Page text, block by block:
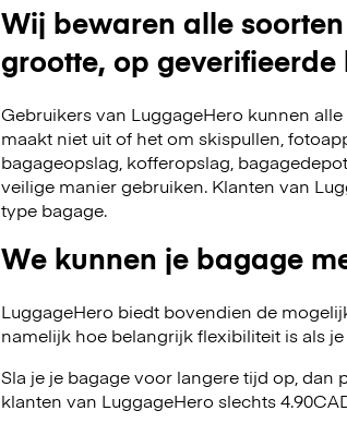
Wij bewaren alle
grootte, op geverifieerde
Gebruikers van LuggageHero kunnen
maakt niet uit of het om skispullen,
bagageopslag, kofferopslag,
veilige manier gebruiken. Klanten van
type bagage.
We kunnen je bagage
LuggageHero biedt bovendien de
namelijk hoe belangrijk flexibiliteit is als
Sla je je bagage voor langere tijd op, dan
klanten van LuggageHero slechts